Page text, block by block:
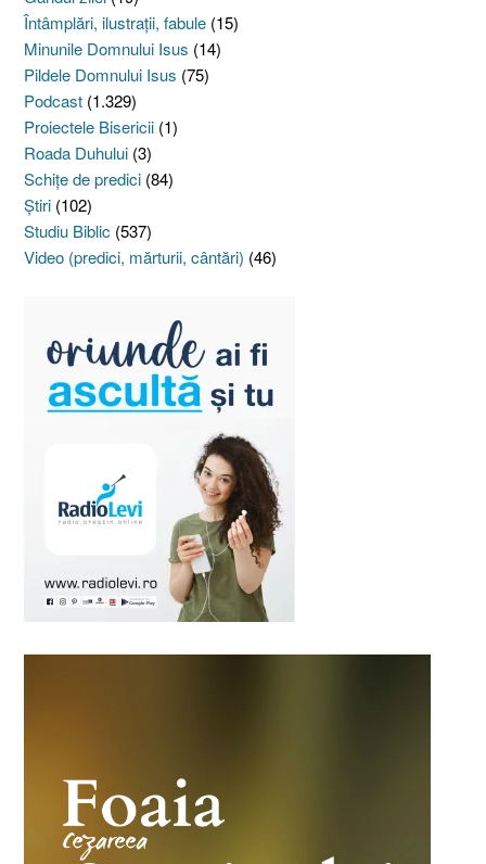
Întâmplări, ilustraţii, fabule (15)
Minunile Domnului Isus (14)
Pildele Domnului Isus (75)
Podcast (1.329)
Proiectele Bisericii (1)
Roada Duhului (3)
Schiţe de predici (84)
Ştiri (102)
Studiu Biblic (537)
Video (predici, mărturii, cântări) (46)